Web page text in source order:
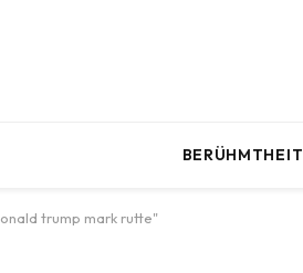
BERÜHMTHEIT
trump mark rutte"